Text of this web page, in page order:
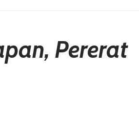
Pererat